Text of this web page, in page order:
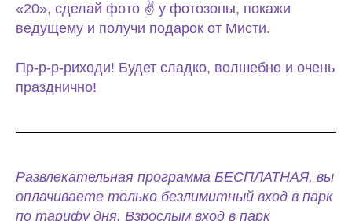
«20», сделай фото ✌ у фотозоны, покажи
ведущему и получи подарок от Мисти.
Пр-р-р-риходи! Будет сладко, волшебно и очень
празднично!
Развлекательная программа БЕСПЛАТНАЯ, вы
оплачиваете только безлимитный вход в парк
по тарифу дня. Взрослым вход в парк